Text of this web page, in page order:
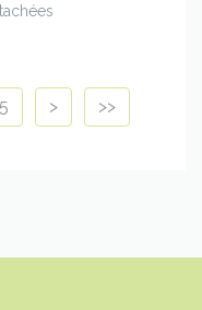
5 > >>